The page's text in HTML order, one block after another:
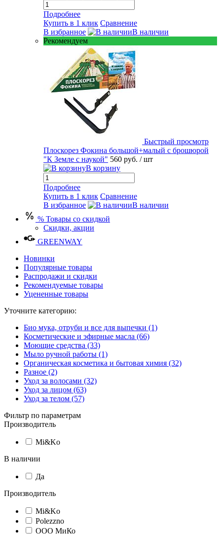
Подробнее
Купить в 1 клик Сравнение
В избранное
В наличии
Рекомендуем
Быстрый просмотр
Плоскорез Фокина большой+малый с брошюрой
"К Земле с наукой" 560 руб. / шт
В корзину
Подробнее
Купить в 1 клик Сравнение
В избранное
В наличии
% Товары со скидкой
Скидки, акции
GREENWAY
Новинки
Популярные товары
Распродажи и скидки
Рекомендуемые товары
Уцененные товары
Уточните категорию:
Био мука, отруби и все для выпечки (1)
Косметические и эфирные масла (66)
Моющие средства (33)
Мыло ручной работы (1)
Органическая косметика и бытовая химия (32)
Разное (2)
Уход за волосами (32)
Уход за лицом (63)
Уход за телом (57)
Фильтр по параметрам
Производитель
Mi&Ko
В наличии
Да
Производитель
Mi&Ko
Polezzno
ООО МиКо